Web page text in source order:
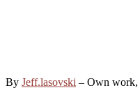
By Jeff.lasovski – Own work,